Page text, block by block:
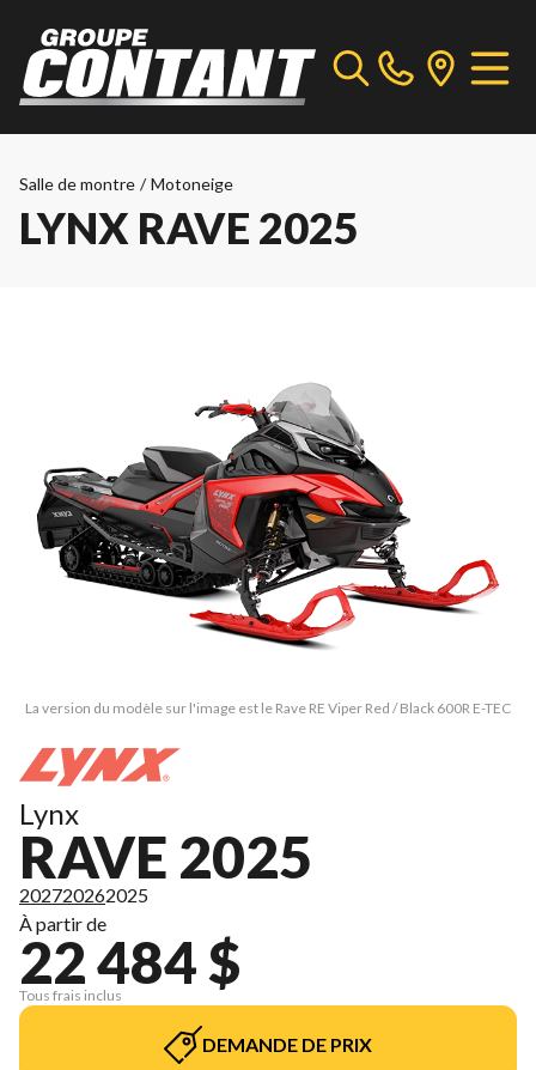
Salle de montre / Motoneige
LYNX RAVE 2025
La version du modèle sur l'image est le Rave RE Viper Red / Black 600R E-TEC
Lynx
RAVE 2025
202720262025
À partir de
22 484 $
Tous frais inclus
DEMANDE DE PRIX